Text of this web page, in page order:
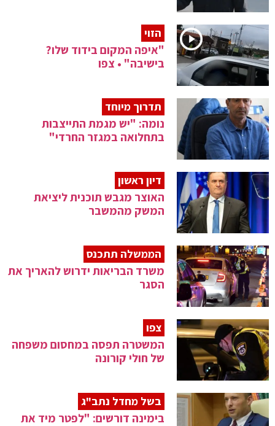
הזוי
"איפה המקום בידוד שלו?
בישיבה" • צפו
תדרוך מיוחד
נומה: "יש מגמת התייצבות
בתחלואה במגזר החרדי"
דיון ראשון
האוצר מגבש תוכנית ליציאת
המשק מהמשבר
הממשלה תתכנס
משרד הבריאות ידרוש להאריך את
הסגר
צפו
המשטרה תפסה במחסום משפחה
של חולי קורונה
בשל מחדל נתב"ג
בימינה דורשים: "לפטר מיד את